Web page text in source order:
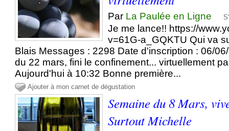
Par La Paulée en Ligne
Je me lance!! https://
v=61G-a_GQKTU Qui va
Blais Messages : 2298 Date d'inscription : 06/
du 22 mars, fini le confinement... virtuellement
Aujourd'hui à 10:32 Bonne première...
Ajouter à mon carnet de dégustation
Semaine du 8 Mars,
Surtout Michelle